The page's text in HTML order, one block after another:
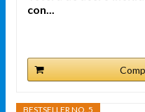
con...
BESTSELLER NO. 5